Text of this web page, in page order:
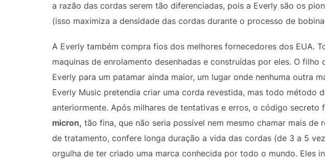
a razão das cordas serem tão diferenciadas, pois a Everly são os
(isso maximiza a densidade das cordas durante o processo de
A Everly também compra fios dos melhores fornecedores dos EUA.
maquinas de enrolamento desenhadas e construídas por eles. O
Everly para um patamar ainda maior, um lugar onde nenhuma outra
Everly Music pretendia criar uma corda revestida, mas todo método
anteriormente. Após milhares de tentativas e erros, o código
micron, tão fina, que não seria possível nem mesmo chamar mais de
de tratamento, confere longa duração a vida das cordas (de 3 a 5
orgulha de ter criado uma marca conhecida por todo o mundo. Eles